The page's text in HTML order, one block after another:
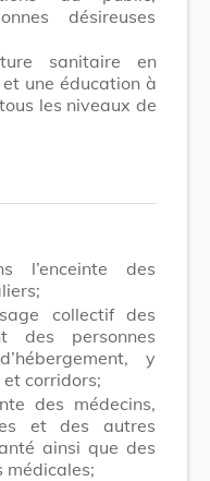
désireuses
sanitaire en
une éducation à
les niveaux de
l’enceinte des
collectif des
des personnes
y
corridors;
des médecins,
et des autres
ainsi que des
médicales;